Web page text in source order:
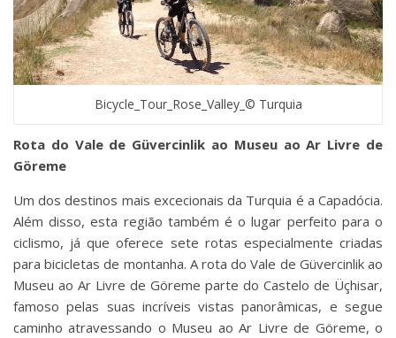
Bicycle_Tour_Rose_Valley_© Turquia
Rota do Vale de Güvercinlik ao Museu ao Ar Livre de
Göreme
Um dos destinos mais excecionais da Turquia é a Capadócia.
Além disso, esta região também é o lugar perfeito para o
ciclismo, já que oferece sete rotas especialmente criadas
para bicicletas de montanha. A rota do Vale de Güvercinlik ao
Museu ao Ar Livre de Göreme parte do Castelo de Üçhisar,
famoso pelas suas incríveis vistas panorâmicas, e segue
caminho atravessando o Museu ao Ar Livre de Göreme, o